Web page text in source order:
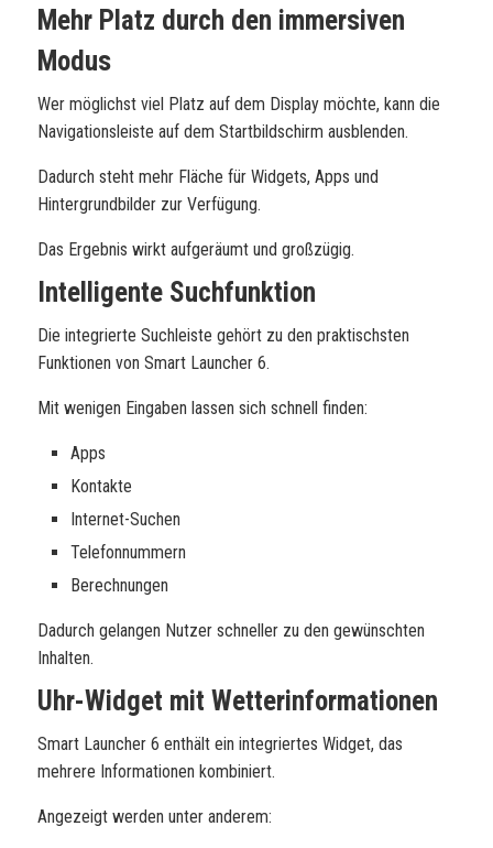
Mehr Platz durch den immersiven
Modus
Wer möglichst viel Platz auf dem Display möchte, kann die
Navigationsleiste auf dem Startbildschirm ausblenden.
Dadurch steht mehr Fläche für Widgets, Apps und
Hintergrundbilder zur Verfügung.
Das Ergebnis wirkt aufgeräumt und großzügig.
Intelligente Suchfunktion
Die integrierte Suchleiste gehört zu den praktischsten
Funktionen von Smart Launcher 6.
Mit wenigen Eingaben lassen sich schnell finden:
Apps
Kontakte
Internet-Suchen
Telefonnummern
Berechnungen
Dadurch gelangen Nutzer schneller zu den gewünschten
Inhalten.
Uhr-Widget mit Wetterinformationen
Smart Launcher 6 enthält ein integriertes Widget, das
mehrere Informationen kombiniert.
Angezeigt werden unter anderem: